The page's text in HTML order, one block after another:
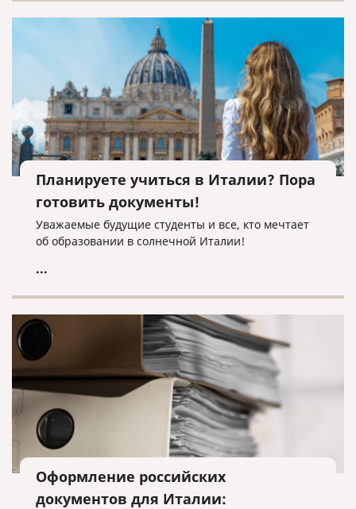
Планируете учиться в Италии? Пора
готовить документы!
Уважаемые будущие студенты и все, кто мечтает
об образовании в солнечной Италии!
...
Оформление российских
документов для Италии: